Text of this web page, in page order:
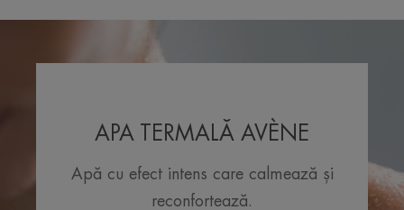
APA TERMALĂ AVÈNE
Apă cu efect intens care calmează și
reconfortează.